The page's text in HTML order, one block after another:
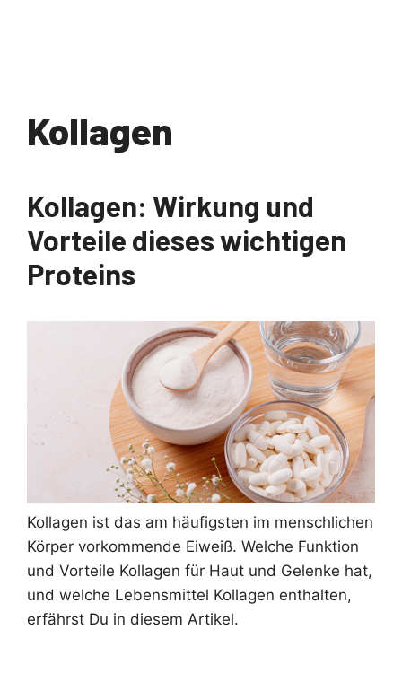
Kollagen
Kollagen: Wirkung und
Vorteile dieses wichtigen
Proteins
Kollagen ist das am häufigsten im menschlichen
Körper vorkommende Eiweiß. Welche Funktion
und Vorteile Kollagen für Haut und Gelenke hat,
und welche Lebensmittel Kollagen enthalten,
erfährst Du in diesem Artikel.